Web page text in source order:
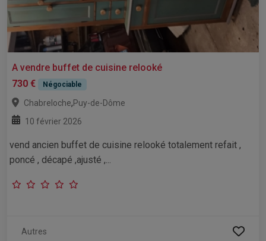
A vendre buffet de cuisine relooké
730 €
Négociable
Chabreloche,Puy-de-Dôme
10 février 2026
vend ancien buffet de cuisine relooké totalement refait ,
poncé , décapé ,ajusté ,...
Autres